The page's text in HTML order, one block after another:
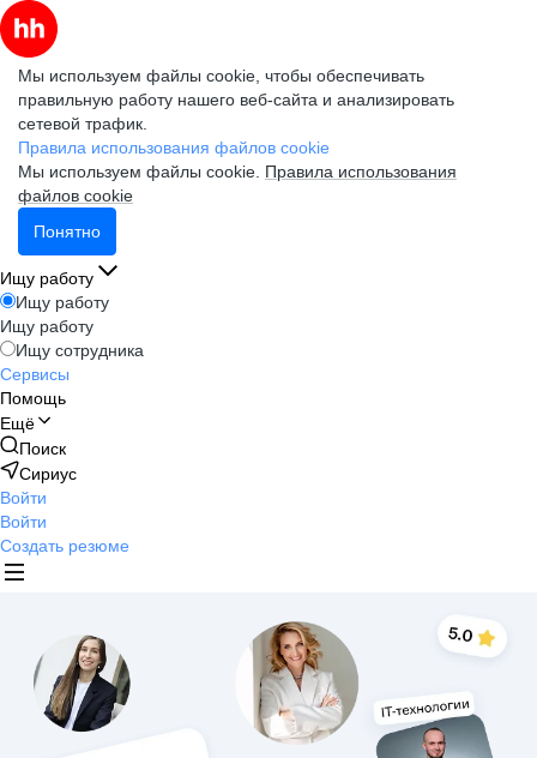
Мы используем файлы cookie, чтобы обеспечивать
правильную работу нашего веб-сайта и анализировать
сетевой трафик.
Правила использования файлов cookie
Мы используем файлы cookie. Правила использования
файлов cookie
Понятно
Ищу работу
Ищу работу
Ищу работу
Ищу сотрудника
Сервисы
Помощь
Ещё
Поиск
Сириус
Войти
Войти
Создать резюме